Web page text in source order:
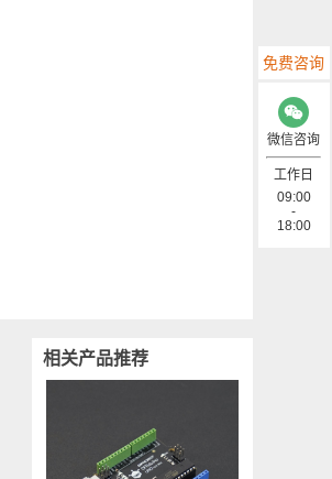
相关产品推荐
免费咨询
微信咨询
工作日
09:00
-
18:00